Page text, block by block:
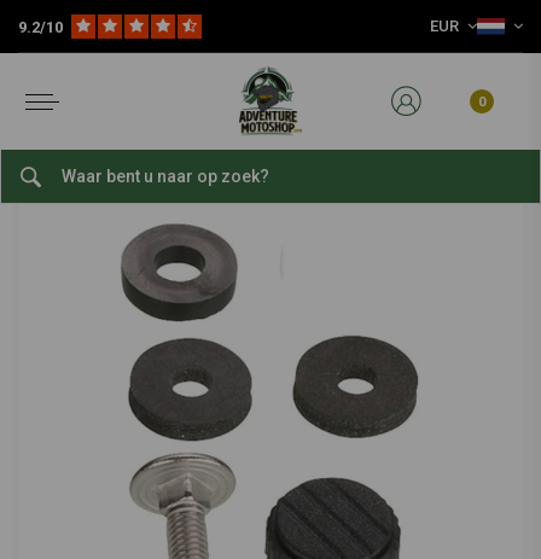
9.2/10 EUR
0
Slijtage Delen Motorfiets Gereedschap Set Kleine Onderdelen Voor Schermafsteller
Set Kleine Onderdelen Voor Schermafsteller